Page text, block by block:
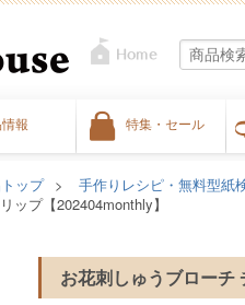
報 特集・セール
ップ 手作りレシピ・無料型紙
ップ【202404monthly】
お花刺しゅうブロー